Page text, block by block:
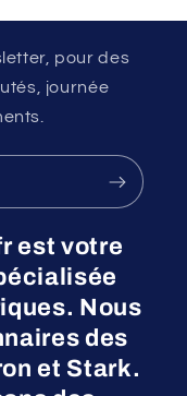
pour des
journée
est votre
Nous
des
et Stark.